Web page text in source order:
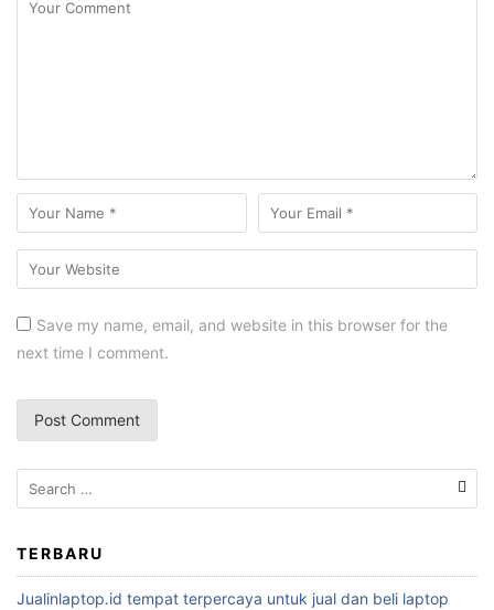
Save my name, email, and website in this browser for the
next time I comment.
TERBARU
Jualinlaptop.id tempat terpercaya untuk jual dan beli laptop